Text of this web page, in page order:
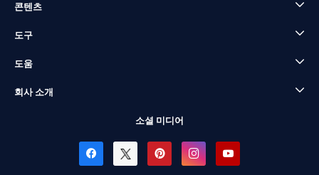
콘텐츠
도구
도움
회사 소개
소셜 미디어